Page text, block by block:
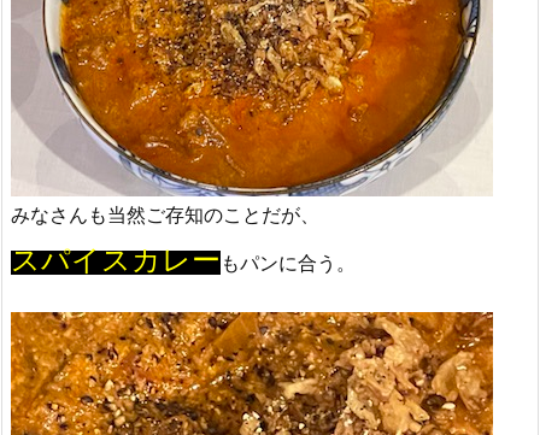
みなさんも当然ご存知のことだが、
スパイスカレーもパンに合う。